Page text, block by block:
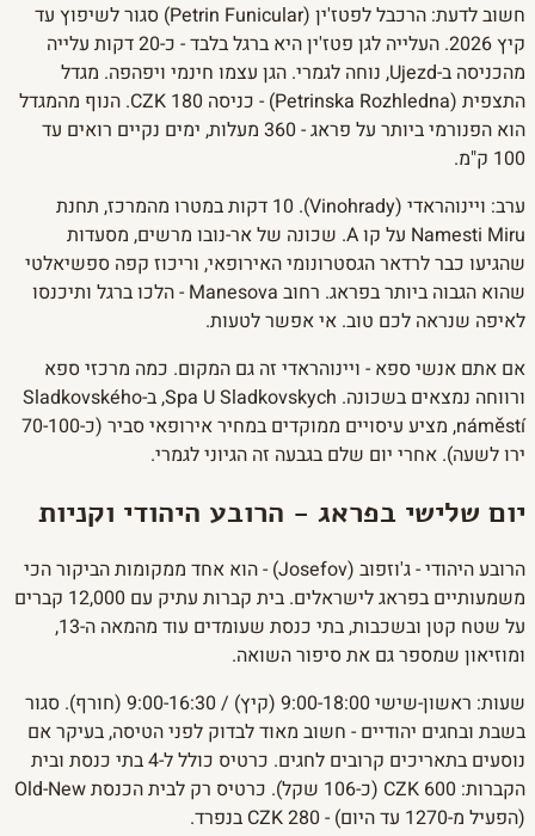
חשוב לדעת: הרכבל לפטז'ין (Petrin Funicular) סגור לשיפוץ עד
קיץ 2026. העלייה לגן פטז'ין היא ברגל בלבד - כ-20 דקות עלייה
מהכניסה ב-Ujezd, נוחה לגמרי. הגן עצמו חינמי ויפהפה. מגדל
התצפית (Petrinska Rozhledna) - כניסה 180 CZK. הנוף מהמגדל
הוא הפנורמי ביותר על פראג - 360 מעלות, ימים נקיים רואים עד
100 ק"מ.
ערב: ויינוהראדי (Vinohrady). 10 דקות במטרו מהמרכז, תחנת
Namesti Miru על קו A. שכונה של אר-נובו מרשים, מסעדות
שהגיעו כבר לרדאר הגסטרונומי האירופאי, וריכוז קפה ספשיאלטי
שהוא הגבוה ביותר בפראג. רחוב Manesova - הלכו ברגל ותיכנסו
לאיפה שנראה לכם טוב. אי אפשר לטעות.
אם אתם אנשי ספא - ויינוהראדי זה גם המקום. כמה מרכזי ספא
ורווחה נמצאים בשכונה. Spa U Sladkovskych, ב-Sladkovského
náměstí, מציע עיסויים ממוקדים במחיר אירופאי סביר (כ-70-100
ירו לשעה). אחרי יום שלם בגבעה זה הגיוני לגמרי.
יום שלישי בפראג - הרובע היהודי וקניות
הרובע היהודי - ג'וזפוב (Josefov) - הוא אחד ממקומות הביקור הכי
משמעותיים בפראג לישראלים. בית קברות עתיק עם 12,000 קברים
על שטח קטן ובשכבות, בתי כנסת שעומדים עוד מהמאה ה-13,
ומוזיאון שמספר גם את סיפור השואה.
שעות: ראשון-שישי 9:00-18:00 (קיץ) / 9:00-16:30 (חורף). סגור
בשבת ובחגים יהודיים - חשוב מאוד לבדוק לפני הטיסה, בעיקר אם
נוסעים בתאריכים קרובים לחגים. כרטיס כולל ל-4 בתי כנסת ובית
הקברות: 600 CZK (כ-106 שקל). כרטיס רק לבית הכנסת Old-New
(הפעיל מ-1270 עד היום) - 280 CZK בנפרד.